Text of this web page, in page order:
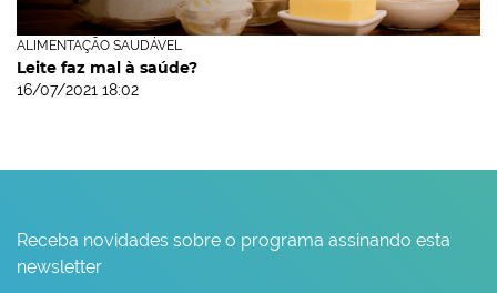
ALIMENTAÇÃO SAUDÁVEL
Leite faz mal à saúde?
16/07/2021 18:02
Receba novidades sobre o programa assinando esta
newsletter